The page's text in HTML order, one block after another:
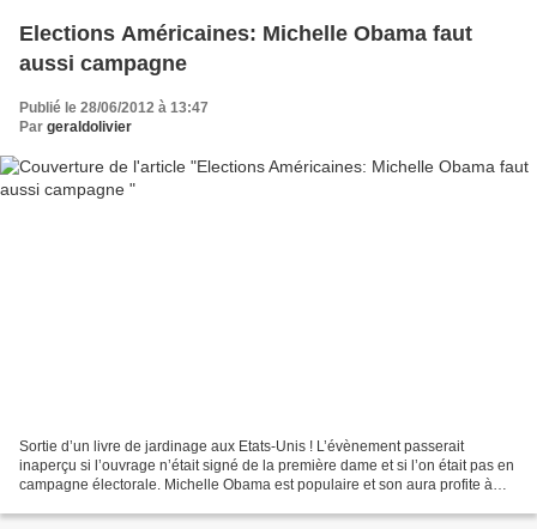
Elections Américaines: Michelle Obama faut
aussi campagne
Publié le 28/06/2012 à 13:47
Par geraldolivier
Sortie d’un livre de jardinage aux Etats-Unis ! L’évènement passerait
inaperçu si l’ouvrage n’était signé de la première dame et si l’on était pas en
campagne électorale. Michelle Obama est populaire et son aura profite à